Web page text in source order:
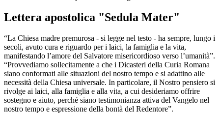
Lettera apostolica "Sedula Mater"
“La Chiesa madre premurosa - si legge nel testo - ha sempre, lungo i
secoli, avuto cura e riguardo per i laici, la famiglia e la vita,
manifestando l’amore del Salvatore misericordioso verso l’umanità”.
“Provvediamo sollecitamente a che i Dicasteri della Curia Romana
siano conformati alle situazioni del nostro tempo e si adattino alle
necessità della Chiesa universale. In particolare, il Nostro pensiero si
rivolge ai laici, alla famiglia e alla vita, a cui desideriamo offrire
sostegno e aiuto, perché siano testimonianza attiva del Vangelo nel
nostro tempo e espressione della bontà del Redentore”.